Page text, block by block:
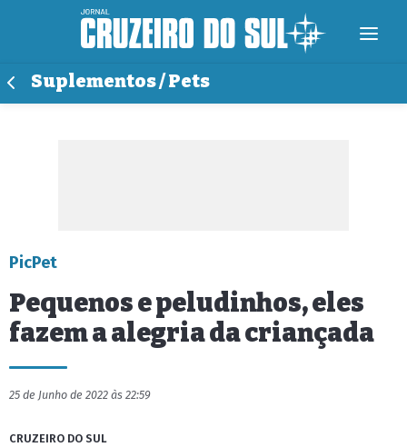
Suplementos / Pets
PicPet
Pequenos e peludinhos, eles
fazem a alegria da criançada
25 de Junho de 2022 às 22:59
CRUZEIRO DO SUL